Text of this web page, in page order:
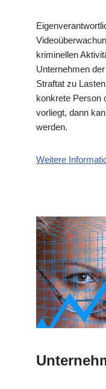
kriminellen
Unternehmen
Straftat zu
konkrete Person
vorliegt, dann
werden.
Weitere